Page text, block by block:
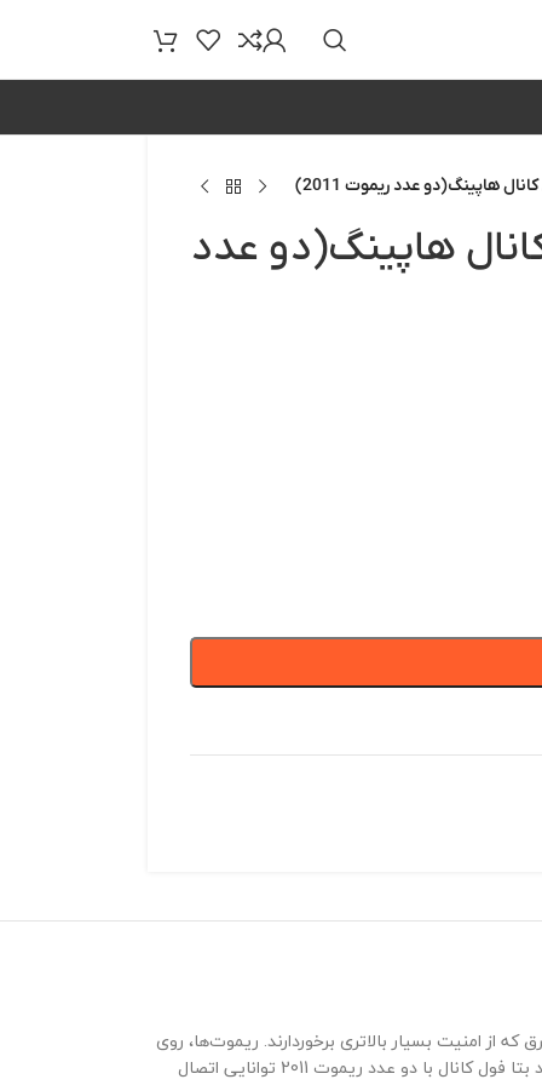
هاپینگ(دو عدد ریموت 2011)
هاپینگ(دو عدد
از امنیت بسیار بالاتری برخوردارند. ریموت‌ها، روی
مدل هاپینگ قابل کدگیری نیستند. در حقیقت این ریموت‌ها قابل کپی شدن نیستند و همین خصلت، هاپینگ را متمایز می‌کند. در ضمن برد کرکره برقی ساید بتا فول کانال با دو عدد ریموت 2011 توانایی اتصال